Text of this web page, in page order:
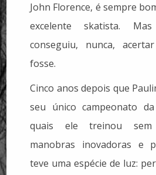
John Florence, é sempre
excelente skatista.
conseguiu, nunca,
fosse.
Cinco anos depois que
seu único campeonato
quais ele treinou sem
manobras inovadoras e
teve uma espécie de luz: